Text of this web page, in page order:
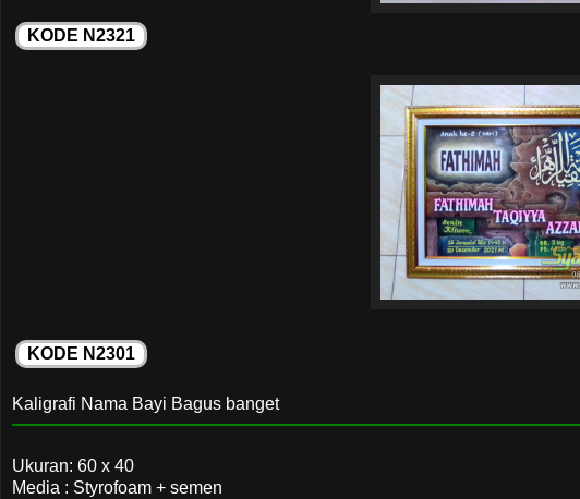
KODE N2321
KODE N2301
Kaligrafi Nama Bayi Bagus banget
Ukuran: 60 x 40
Media : Styrofoam + semen